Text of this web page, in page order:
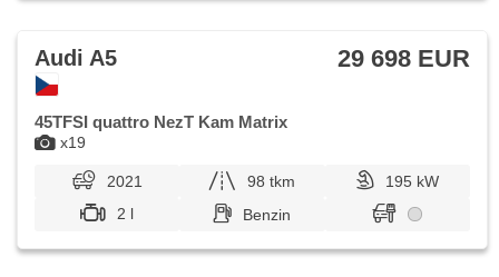
x19
Audi A5 29 698 EUR
45TFSI quattro NezT Kam Matrix
2021 98 tkm
195 kW
2 l
Benzin